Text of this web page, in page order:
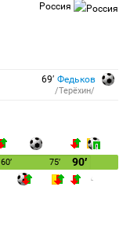
Россия
69′ Федьков
/Терёхин/
60′ 75′ 90′